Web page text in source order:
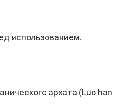
использованием.
архата (Luo han